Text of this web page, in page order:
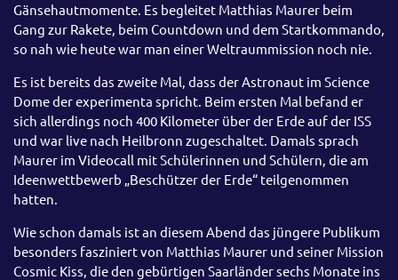
Gänsehautmomente. Es begleitet Matthias Maurer beim
Gang zur Rakete, beim Countdown und dem Startkommando,
so nah wie heute war man einer Weltraummission noch nie.
Es ist bereits das zweite Mal, dass der Astronaut im Science
Dome der experimenta spricht. Beim ersten Mal befand er
sich allerdings noch 400 Kilometer über der Erde auf der ISS
und war live nach Heilbronn zugeschaltet. Damals sprach
Maurer im Videocall mit Schülerinnen und Schülern, die am
Ideenwettbewerb „Beschützer der Erde“ teilgenommen
hatten.
Wie schon damals ist an diesem Abend das jüngere Publikum
besonders fasziniert von Matthias Maurer und seiner Mission
Cosmic Kiss, die den gebürtigen Saarländer sechs Monate ins